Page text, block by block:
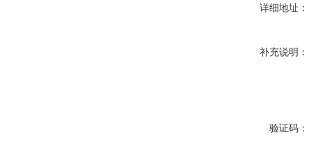
详细地址：
补充说明：
验证码：